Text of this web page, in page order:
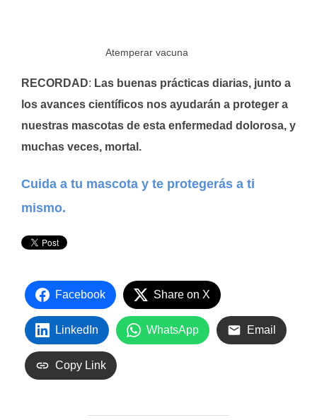
Atemperar vacuna
RECORDAD: Las buenas prácticas diarias, junto a
los avances científicos nos ayudarán a proteger a
nuestras mascotas de esta enfermedad dolorosa, y
muchas veces, mortal.
Cuida a tu mascota y te protegerás a ti
mismo.
Facebook Share on X
LinkedIn WhatsApp Email
Copy Link